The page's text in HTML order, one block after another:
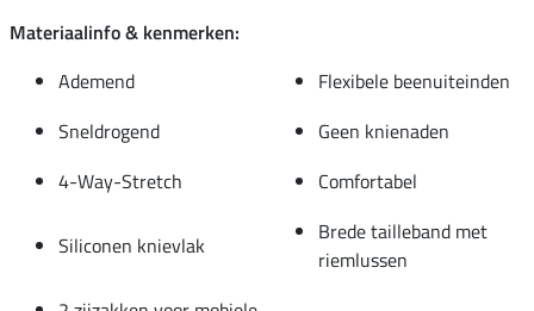
Materiaalinfo & kenmerken:
Ademend
Flexibele beenuiteinden
Sneldrogend
Geen knienaden
4-Way-Stretch
Comfortabel
Siliconen knievlak
Brede tailleband met
riemlussen